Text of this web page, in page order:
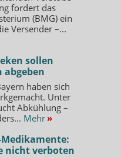
fordert das
(BMG) ein
Versender –...
sollen
abgeben
haben sich
Unter
Abkühlung –
Mehr »
nicht verboten